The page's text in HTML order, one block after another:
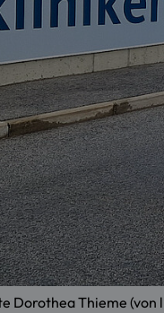
Dorothea Thieme (von